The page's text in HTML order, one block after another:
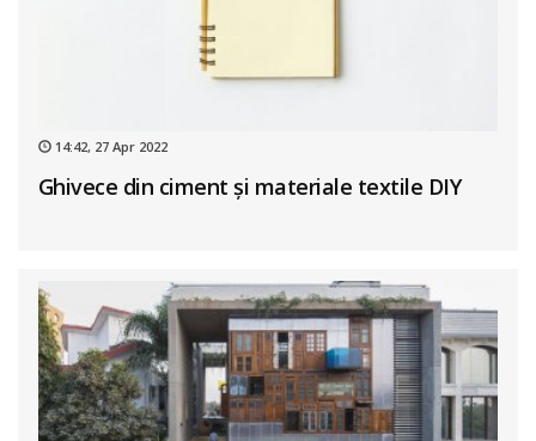
14:42, 27 Apr 2022
Ghivece din ciment și materiale textile DIY